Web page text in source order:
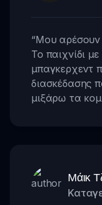
“Μου αρέσουν
Το παιχνίδι
μπαγκερχεντ
διασκέδασης
μιξάρω τα
Μάικ